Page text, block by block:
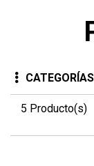
CATEGORÍAS
5 Producto(s)